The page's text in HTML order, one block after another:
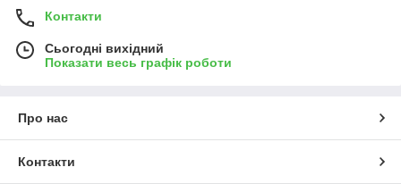
Контакти
Сьогодні вихідний
Показати весь графік роботи
Про нас
Контакти